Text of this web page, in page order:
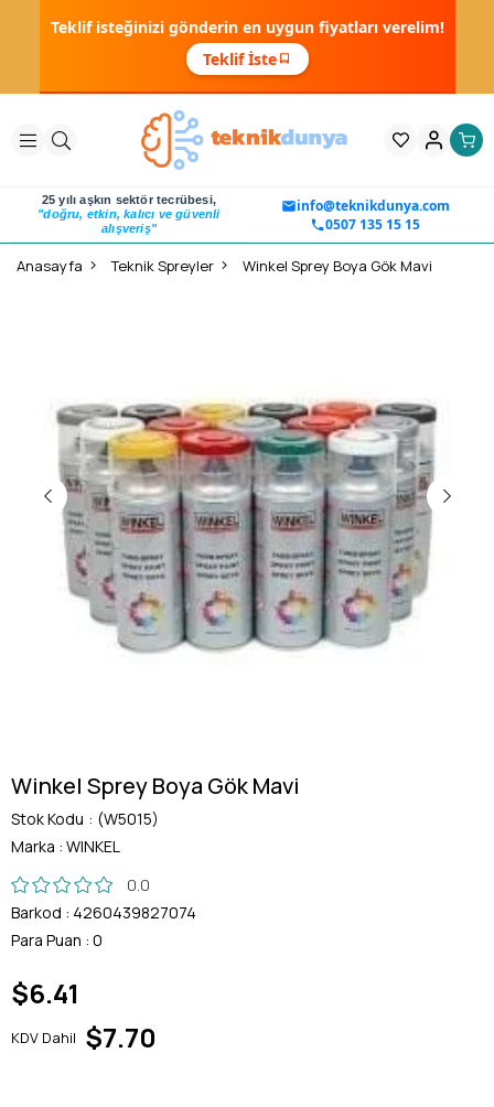
Teklif isteğinizi gönderin en uygun fiyatları verelim!
Teklif İste
25 yılı aşkın sektör tecrübesi,
"doğru, etkin, kalıcı ve güvenli
alışveriş"
info@teknikdunya.com
0507 135 15 15
Anasayfa Teknik Spreyler Winkel Sprey Boya Gök Mavi
Winkel Sprey Boya Gök Mavi
Stok Kodu
(W5015)
Marka : WINKEL
0.0
Barkod : 4260439827074
Para Puan : 0
$6.41
KDV Dahil $7.70